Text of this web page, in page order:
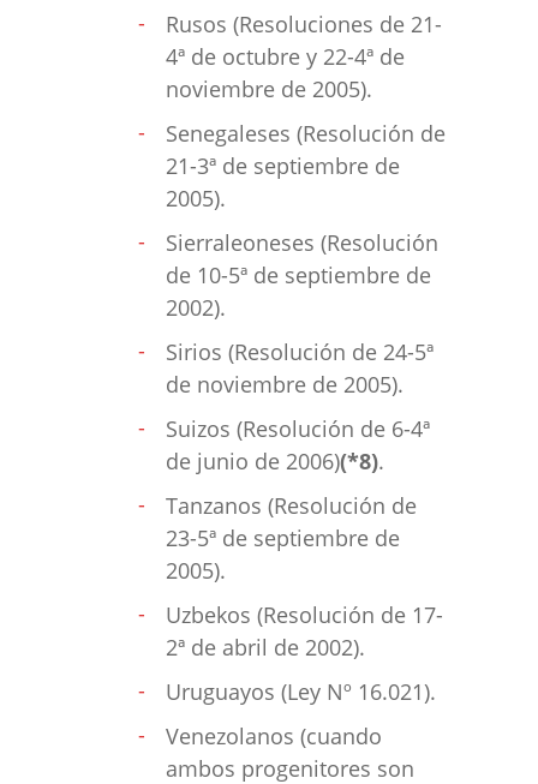
Rusos (Resoluciones de 21-
4ª de octubre y 22-4ª de
noviembre de 2005).
Senegaleses (Resolución de
21-3ª de septiembre de
2005).
Sierraleoneses (Resolución
de 10-5ª de septiembre de
2002).
Sirios (Resolución de 24-5ª
de noviembre de 2005).
Suizos (Resolución de 6-4ª
de junio de 2006)(*8).
Tanzanos (Resolución de
23-5ª de septiembre de
2005).
Uzbekos (Resolución de 17-
2ª de abril de 2002).
Uruguayos (Ley Nº 16.021).
Venezolanos (cuando
ambos progenitores son